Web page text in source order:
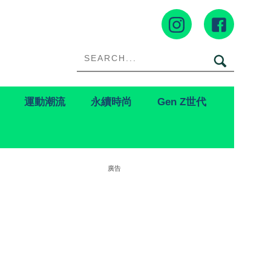
運動潮流 永續時尚 Gen Z世代
廣告